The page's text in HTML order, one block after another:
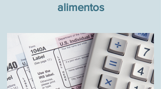
alimentos